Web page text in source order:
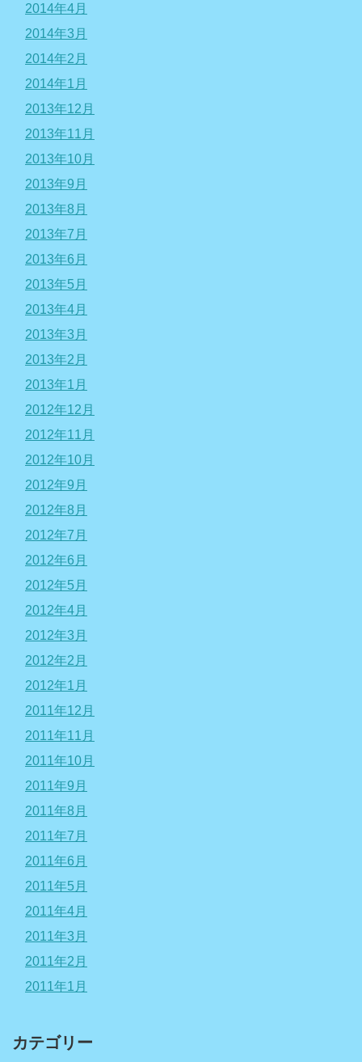
2014年4月
2014年3月
2014年2月
2014年1月
2013年12月
2013年11月
2013年10月
2013年9月
2013年8月
2013年7月
2013年6月
2013年5月
2013年4月
2013年3月
2013年2月
2013年1月
2012年12月
2012年11月
2012年10月
2012年9月
2012年8月
2012年7月
2012年6月
2012年5月
2012年4月
2012年3月
2012年2月
2012年1月
2011年12月
2011年11月
2011年10月
2011年9月
2011年8月
2011年7月
2011年6月
2011年5月
2011年4月
2011年3月
2011年2月
2011年1月
カテゴリー